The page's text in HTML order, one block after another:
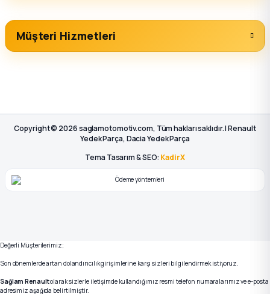
Müşteri Hizmetleri
Copyright © 2026 saglamotomotiv.com, Tüm hakları saklıdır. | Renault
Yedek Parça, Dacia Yedek Parça
Tema Tasarım & SEO: KadirX
Değerli Müşterilerimiz;
Son dönemlerde artan dolandırıcılık girişimlerine karşı sizleri bilgilendirmek istiyoruz.
Sağlam Renaultolarak sizlerle iletişimde kullandığımız resmi telefon numaralarımız ve e-posta
adresimiz aşağıda belirtilmiştir.